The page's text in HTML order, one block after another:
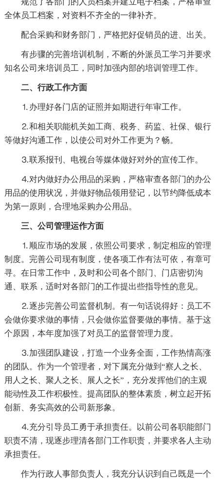
全体员工档案，对资料不齐全的一律补齐。
配合采购和财务部门，严格把好促销员的进、出关。
有步骤的完善培训机制，不断的外派员工学习并要求
知名公司来培训员工，同时加强内部的培训管理工作。
二、行政工作方面
⒈办理好各门店的证照并如期进行年审工作。
⒉和相关职能机关如工商、税务、药监、社保、银行
等做好沟通工作，以使公司对外工作更为？畅。
⒊联系报刊、电视台等媒体做好对外的宣传工作。
⒋对内做好办公用品的采购，严格审查各部门的办公
用品的使用状况，并做好物品领用登记，以节约降低成本
为第一原则，合理地采购办公用品。
三、公司管理运作方面
⒈顺应市场的发展，依照公司要求，制定相应的管理
制度。完善公司现有制度，使各项工作有法可依，有章可
寻。在日常工作中，及时和公司各个部门、门店密切沟
通、联系，适时对各部门的工作提出些指导性的意见。
⒉逐步完善公司监督机制。有一句话说得好：员工不
会做你要求做的事情，只会做你监督要做的事情。基于这
个原因，本年度加强了对员工的监督管理力度。
⒊加强团队建设，打造一个业务全面，工作热情高涨
的团队。作为一个管理者，对下属充分做到“察人之长、
用人之长、聚人之长、展人之长”，充分发挥他们的主观
能动性及工作积极性。提高团队的整体素质，树立起开拓
创新、务实高效的公司新形象。
⒋充分引导员工勇于承担责任。以前公司各职能部门
职责不清，现逐步理清各部门工作职责，并要求各人主动
承担责任。
作为行政人事部负责人，我充分认识到自己既是一个